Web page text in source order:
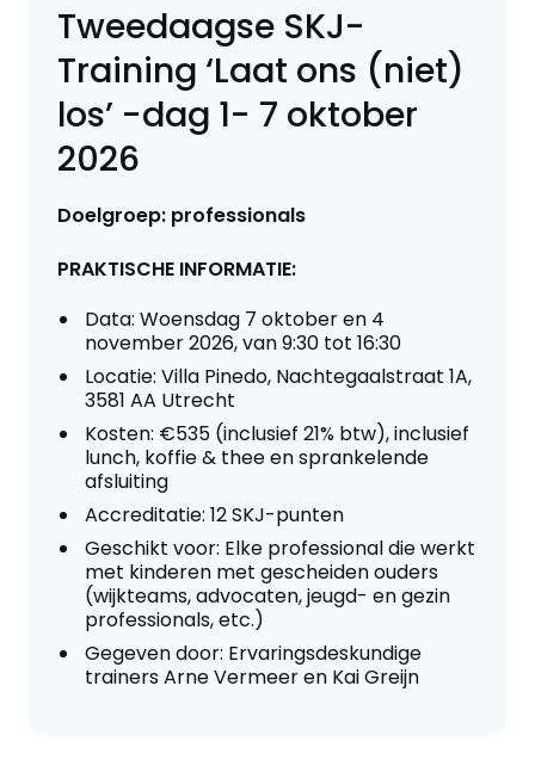
Tweedaagse SKJ-
Training ‘Laat ons (niet)
los’ -dag 1- 7 oktober
2026
Doelgroep: professionals
PRAKTISCHE INFORMATIE:
Data: Woensdag 7 oktober en 4
november 2026, van 9:30 tot 16:30
Locatie: Villa Pinedo, Nachtegaalstraat 1A,
3581 AA Utrecht
Kosten: €535 (inclusief 21% btw), inclusief
lunch, koffie & thee en sprankelende
afsluiting
Accreditatie: 12 SKJ-punten
Geschikt voor: Elke professional die werkt
met kinderen met gescheiden ouders
(wijkteams, advocaten, jeugd- en gezin
professionals, etc.)
Gegeven door: Ervaringsdeskundige
trainers Arne Vermeer en Kai Greijn